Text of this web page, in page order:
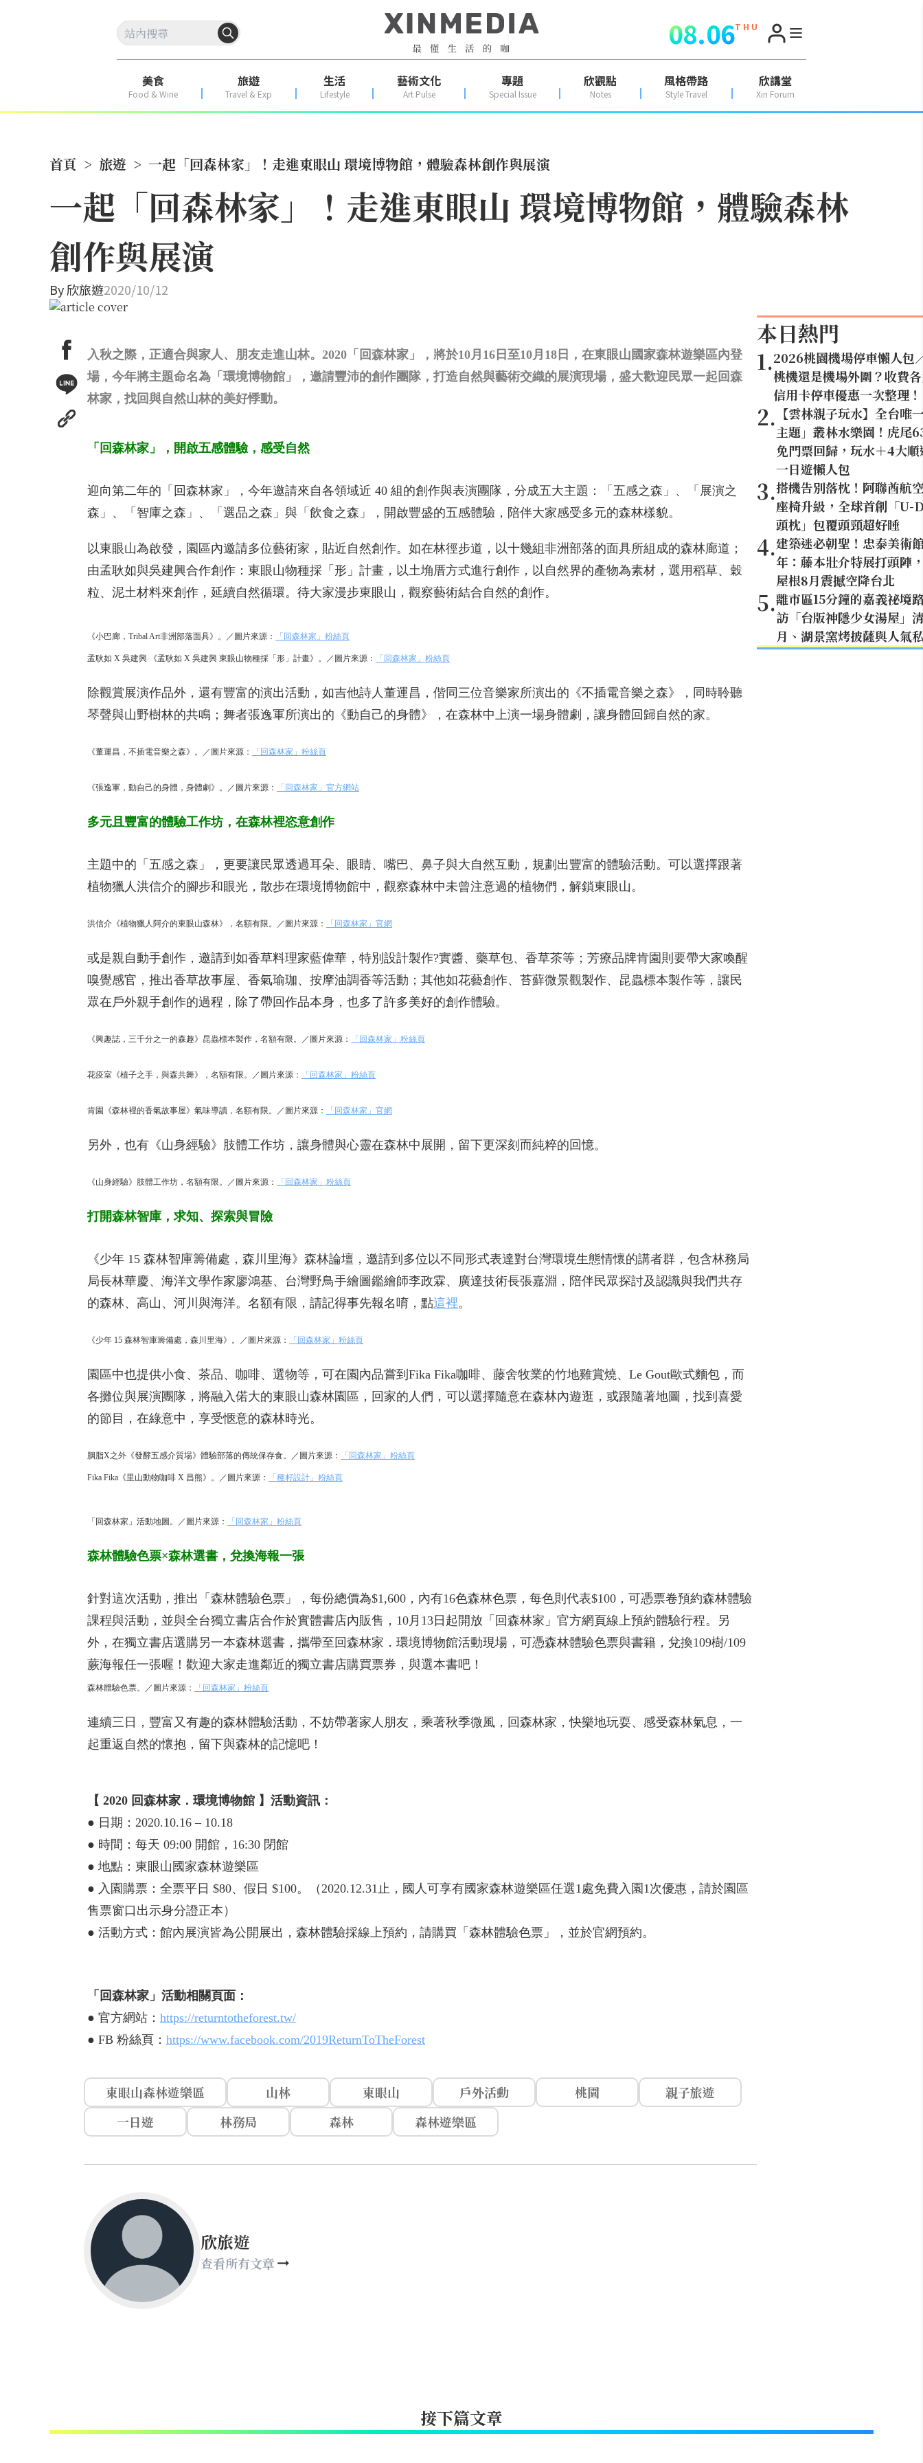
08.06T H U
美食
Food & Wine
旅遊
Travel & Exp
生活
Lifestyle
藝術文化
Art Pulse
專題
Special Issue
欣觀點
Notes
風格帶路
Style Travel
欣講堂
Xin Forum
首頁 > 旅遊 > 一起「回森林家」！走進東眼山 環境博物館，體驗森林創作與展演
一起「回森林家」！走進東眼山 環境博物館，體驗森林
創作與展演
By欣旅遊2020/10/12
入秋之際，正適合與家人、朋友走進山林。2020「回森林家」，將於10月16日至10月18日，在東眼山國家森林遊樂區內登
場，今年將主題命名為「環境博物館」，邀請豐沛的創作團隊，打造自然與藝術交織的展演現場，盛大歡迎民眾一起回森
林家，找回與自然山林的美好悸動。
「回森林家」，開啟五感體驗，感受自然
迎向第二年的「回森林家」，今年邀請來自各領域近 40 組的創作與表演團隊，分成五大主題：「五感之森」、「展演之
森」、「智庫之森」、「選品之森」與「飲食之森」，開啟豐盛的五感體驗，陪伴大家感受多元的森林樣貌。
以東眼山為啟發，園區內邀請多位藝術家，貼近自然創作。如在林徑步道，以十幾組非洲部落的面具所組成的森林廊道；
由孟耿如與吳建興合作創作：東眼山物種採「形」計畫，以土埆厝方式進行創作，以自然界的產物為素材，選用稻草、穀
粒、泥土材料來創作，延續自然循環。待大家漫步東眼山，觀察藝術結合自然的創作。
《小巴廊，Tribal Art非洲部落面具》。／圖片來源： 「回森林家」粉絲頁
孟耿如 X 吳建興 《孟耿如 X 吳建興 東眼山物種採「形」計畫》。／圖片來源： 「回森林家」粉絲頁
除觀賞展演作品外，還有豐富的演出活動，如吉他詩人董運昌，偕同三位音樂家所演出的《不插電音樂之森》，同時聆聽
琴聲與山野樹林的共鳴；舞者張逸軍所演出的《動自己的身體》，在森林中上演一場身體劇，讓身體回歸自然的家。
《董運昌，不插電音樂之森》。／圖片來源： 「回森林家」粉絲頁
《張逸軍，動自己的身體，身體劇》。／圖片來源： 「回森林家」官方網站
多元且豐富的體驗工作坊，在森林裡恣意創作
主題中的「五感之森」，更要讓民眾透過耳朵、眼睛、嘴巴、鼻子與大自然互動，規劃出豐富的體驗活動。可以選擇跟著
植物獵人洪信介的腳步和眼光，散步在環境博物館中，觀察森林中未曾注意過的植物們，解鎖東眼山。
洪信介《植物獵人阿介的東眼山森林》，名額有限。／圖片來源： 「回森林家」官網
或是親自動手創作，邀請到如香草料理家藍偉華，特別設計製作?實醬、藥草包、香草茶等；芳療品牌肯園則要帶大家喚醒
嗅覺感官，推出香草故事屋、香氣瑜珈、按摩油調香等活動；其他如花藝創作、苔蘚微景觀製作、昆蟲標本製作等，讓民
眾在戶外親手創作的過程，除了帶回作品本身，也多了許多美好的創作體驗。
《興趣誌，三千分之一的森趣》昆蟲標本製作，名額有限。／圖片來源： 「回森林家」粉絲頁
花疫室《植子之手，與森共舞》，名額有限。／圖片來源： 「回森林家」粉絲頁
肯園《森林裡的香氣故事屋》氣味導讀，名額有限。／圖片來源： 「回森林家」官網
另外，也有《山身經驗》肢體工作坊，讓身體與心靈在森林中展開，留下更深刻而純粹的回憶。
《山身經驗》肢體工作坊，名額有限。／圖片來源： 「回森林家」粉絲頁
打開森林智庫，求知、探索與冒險
《少年 15 森林智庫籌備處，森川里海》森林論壇，邀請到多位以不同形式表達對台灣環境生態情懷的講者群，包含林務局
局長林華慶、海洋文學作家廖鴻基、台灣野鳥手繪圖鑑繪師李政霖、廣達技術長張嘉淵，陪伴民眾探討及認識與我們共存
的森林、高山、河川與海洋。名額有限，請記得事先報名唷，點這裡。
《少年 15 森林智庫籌備處，森川里海》。／圖片來源： 「回森林家」粉絲頁
園區中也提供小食、茶品、咖啡、選物等，可在園內品嘗到Fika Fika咖啡、藤舍牧業的竹地雞賞燒、Le Gout歐式麵包，而
各攤位與展演團隊，將融入偌大的東眼山森林園區，回家的人們，可以選擇隨意在森林內遊逛，或跟隨著地圖，找到喜愛
的節目，在綠意中，享受愜意的森林時光。
胭脂X之外《發酵五感介質場》體驗部落的傳統保存食。／圖片來源： 「回森林家」粉絲頁
Fika Fika《里山動物咖啡 X 昌熊》。／圖片來源： 「種籽設計」粉絲頁
「回森林家」活動地圖。／圖片來源： 「回森林家」粉絲頁
森林體驗色票×森林選書，兌換海報一張
針對這次活動，推出「森林體驗色票」，每份總價為$1,600，內有16色森林色票，每色則代表$100，可憑票卷預約森林體驗
課程與活動，並與全台獨立書店合作於實體書店內販售，10月13日起開放「回森林家」官方網頁線上預約體驗行程。另
外，在獨立書店選購另一本森林選書，攜帶至回森林家．環境博物館活動現場，可憑森林體驗色票與書籍，兌換109樹/109
蕨海報任一張喔！歡迎大家走進鄰近的獨立書店購買票券，與選本書吧！
森林體驗色票。／圖片來源： 「回森林家」粉絲頁
連續三日，豐富又有趣的森林體驗活動，不妨帶著家人朋友，乘著秋季微風，回森林家，快樂地玩耍、感受森林氣息，一
起重返自然的懷抱，留下與森林的記憶吧！
【 2020 回森林家．環境博物館 】活動資訊：
● 日期：2020.10.16 – 10.18
● 時間：每天 09:00 開館，16:30 閉館
● 地點：東眼山國家森林遊樂區
● 入園購票：全票平日 $80、假日 $100。（2020.12.31止，國人可享有國家森林遊樂區任選1處免費入園1次優惠，請於園區
售票窗口出示身分證正本）
● 活動方式：館內展演皆為公開展出，森林體驗採線上預約，請購買「森林體驗色票」，並於官網預約。
「回森林家」活動相關頁面：
● 官方網站： https://returntotheforest.tw/
● FB 粉絲頁： https://www.facebook.com/2019ReturnToTheForest
東眼山森林遊樂區 山林 東眼山 戶外活動 桃園
親子旅遊
一日遊
林務局 森林 森林遊樂區
欣旅遊
查看所有文章
本日熱門
1.2026桃園機場停車懶人包
桃機還是機場外圍？收費
信用卡停車優惠一次整理！
2. 【雲林親子玩水】全台唯
主題」叢林水樂園！虎尾
免門票回歸，玩水＋4大
一日遊懶人包
3.搭機告別落枕！阿聯酋航
座椅升級，全球首創「
頭枕」包覆頭頸超好睡
4.建築迷必朝聖！忠泰美術
年：藤本壯介特展打頭陣
屋根8月震撼空降台北
5.離市區15分鐘的嘉義祕境
訪「台版神隱少女湯屋」
月、湖景窯烤披薩與人氣
接下篇文章